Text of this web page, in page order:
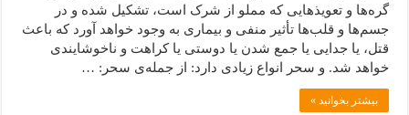
گره‌ها و تعویذهایی که مملو از شرک است، تشکیل شده و در
جسم‌ها و قلب‌ها تأثیر منفی و بیماری به وجود خواهد آورد که باعث
قتل، یا جدایی یا جمع شدن یا دوستی یا کراهت و ناخوشایندی
خواهد شد. و سحر انواع زیادی دارد: از جمله‌ی سحر: …
بیشتر بخوانید »